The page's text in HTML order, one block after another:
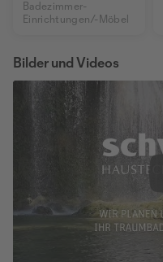
Badezimmer-
Einrichtungen/-Möbel
Bilder und Videos